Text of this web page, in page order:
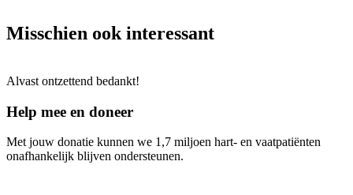
Misschien ook interessant
Alvast ontzettend bedankt!
Help mee en doneer
Met jouw donatie kunnen we 1,7 miljoen hart- en vaatpatiënten
onafhankelijk blijven ondersteunen.